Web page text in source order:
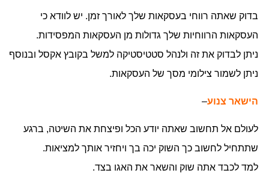
בדוק שאתה רווחי בעסקאות שלך לאורך זמן. יש לוודא כי
העסקאות הרווחיות שלך גדולות מן העסקאות המפסידות.
ניתן לבדוק את זה ולנהל סטטיסטיקה למשל בקובץ אקסל ובנוסף
ניתן לשמור צילומי מסך של העסקאות.
הישאר צנוע–
לעולם אל תחשוב שאתה יודע הכל ופיצחת את השיטה, ברגע
שתתחיל לחשוב כך השוק יכה בך ויחזיר אותך למציאות.
למד לכבד אתה שוק והשאר את האגו בצד.